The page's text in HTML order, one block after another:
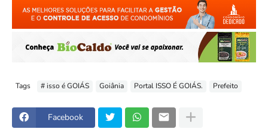
Tags # isso é GOIÁS Goiânia Portal ISSO É GOIÁS. Prefeito
Facebook